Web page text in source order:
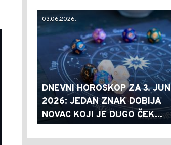
03.06.2026.
DNEVNI HOROSKOP ZA 3. JUN
2026: JEDAN ZNAK DOBIJA
NOVAC KOJI JE DUGO ČEK...